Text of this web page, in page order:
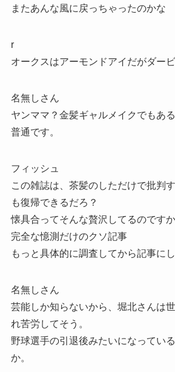
またあんな風に戻っちゃったのかな
r
オークスはアーモンドアイだがダー
名無しさん
ヤンママ？金髪ギャルメイクでもある
普通です。
フィッシュ
この雑誌は、茶髪のしただけで批判
も復帰できるだろ？
懐具合ってそんな贅沢してるのです
完全な憶測だけのクソ記事
もっと具体的に調査してから記事にし
名無しさん
芸能しか知らないから、堀北さんは
れ苦労してそう。
野球選手の引退後みたいになってい
か。